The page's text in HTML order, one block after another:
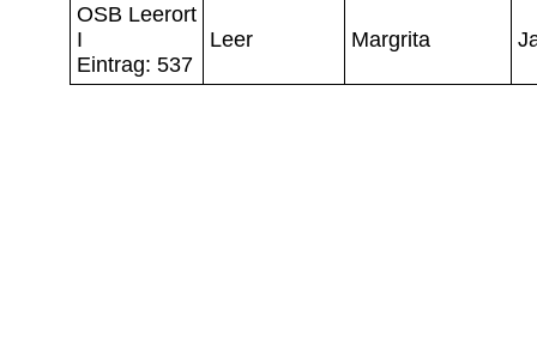
OSB Leerort
I
Eintrag: 537
Leer Margrita